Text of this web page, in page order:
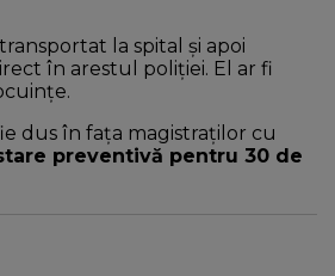
la spital și apoi
în arestul poliției. El ar fi
dus în fața magistraţilor cu
preventivă pentru 30 de